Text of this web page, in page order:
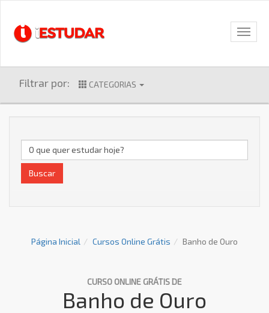
Filtrar por: CATEGORIAS
Buscar
Página Inicial Cursos Online Grátis Banho de Ouro
CURSO ONLINE GRÁTIS DE
Banho de Ouro